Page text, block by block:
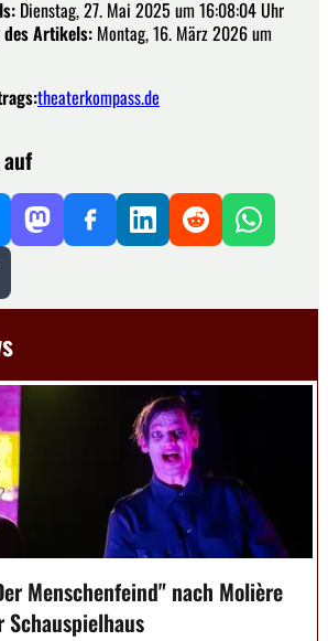
Dienstag, 27. Mai 2025 um 16:08:04 Uhr
Artikels: Montag, 16. März 2026 um
theaterkompass.de
Menschenfeind" nach Molière